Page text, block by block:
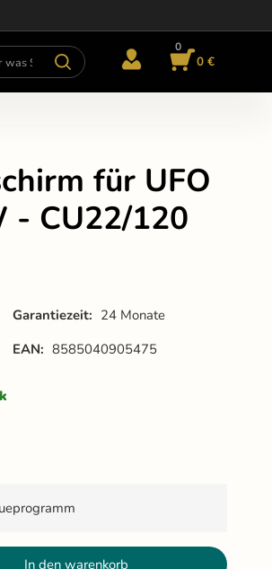
0
0 €
für UFO
- CU22/120
Garantiezeit: 24 Monate
EAN: 8585040905475